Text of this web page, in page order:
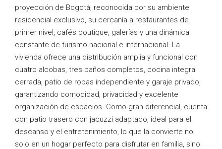
proyección de Bogotá, reconocida por su ambiente
residencial exclusivo, su cercanía a restaurantes de
primer nivel, cafés boutique, galerías y una dinámica
constante de turismo nacional e internacional. La
vivienda ofrece una distribución amplia y funcional con
cuatro alcobas, tres baños completos, cocina integral
cerrada, patio de ropas independiente y garaje privado,
garantizando comodidad, privacidad y excelente
organización de espacios. Como gran diferencial, cuenta
con patio trasero con jacuzzi adaptado, ideal para el
descanso y el entretenimiento, lo que la convierte no
solo en un hogar perfecto para disfrutar en familia, sino